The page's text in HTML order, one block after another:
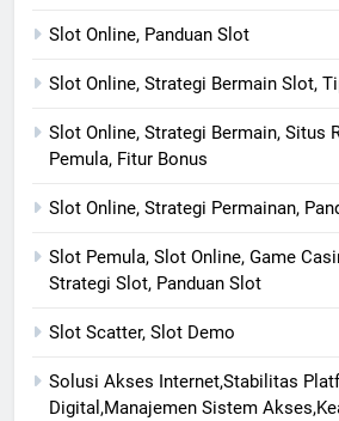
Slot Online, Panduan Slot
Slot Online, Strategi Bermain Slot,
Slot Online, Strategi Bermain, Situs
Pemula, Fitur Bonus
Slot Online, Strategi Permainan,
Slot Pemula, Slot Online, Game
Strategi Slot, Panduan Slot
Slot Scatter, Slot Demo
Solusi Akses Internet,Stabilitas
Digital,Manajemen Sistem